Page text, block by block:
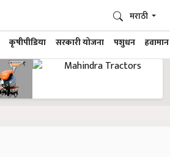
कृषीपीडिया सरकारी योजना पशुधन हवामान
मराठी